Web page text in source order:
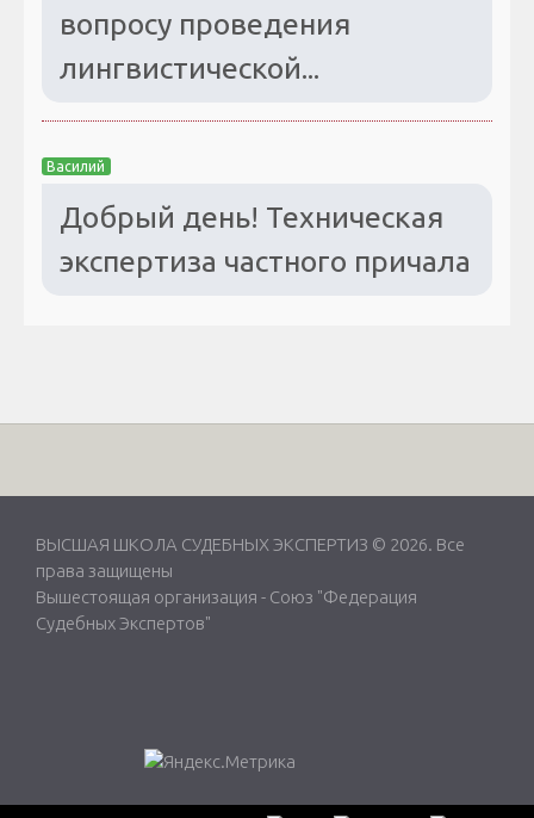
вопросу проведения
лингвистической...
Василий
Добрый день! Техническая
экспертиза частного причала
ВЫСШАЯ ШКОЛА СУДЕБНЫХ ЭКСПЕРТИЗ © 2026. Все
права защищены
Вышестоящая организация - Союз "Федерация
Судебных Экспертов"